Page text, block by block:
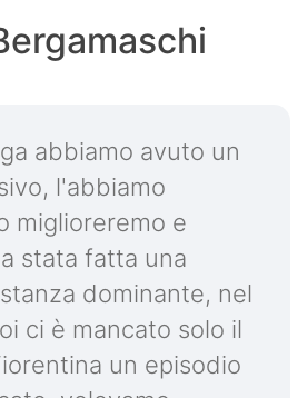
abbiamo avuto un
l'abbiamo
miglioreremo e
stata fatta una
dominante, nel
ci è mancato solo il
un episodio